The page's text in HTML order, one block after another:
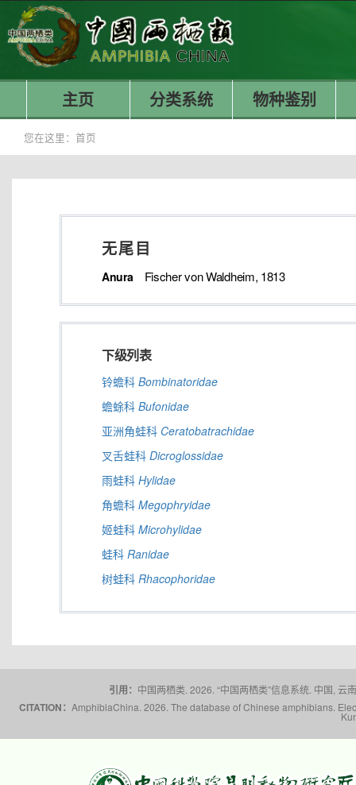
主页 分类系统 物种鉴别
您在这里： 首页
无尾目
Anura Fischer von Waldheim, 1813
下级列表
铃蟾科 Bombinatoridae
蟾蜍科 Bufonidae
亚洲角蛙科 Ceratobatrachidae
叉舌蛙科 Dicroglossidae
雨蛙科 Hylidae
角蟾科 Megophryidae
姬蛙科 Microhylidae
蛙科 Ranidae
树蛙科 Rhacophoridae
引用： 中国两栖类. 2026. “中国两栖类”信息系统. 中国,
CITATION： AmphibiaChina. 2026. The database of Chinese amphibians.